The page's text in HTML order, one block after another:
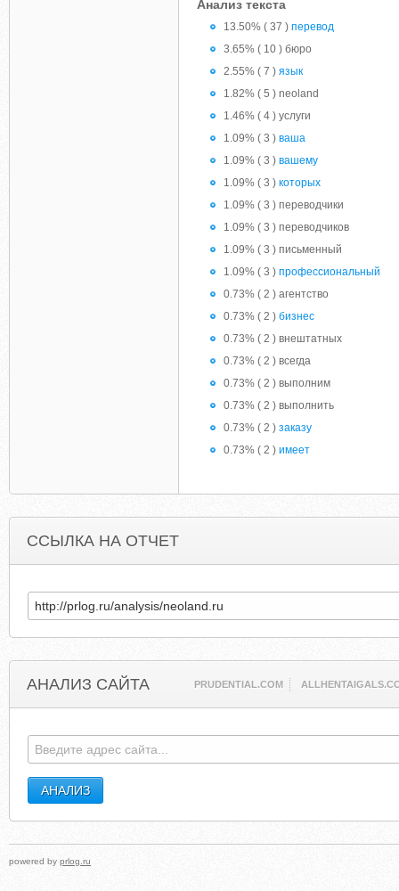
Анализ текста
13.50% ( 37 ) перевод
3.65% ( 10 ) бюро
2.55% ( 7 ) язык
1.82% ( 5 ) neoland
1.46% ( 4 ) услуги
1.09% ( 3 ) ваша
1.09% ( 3 ) вашему
1.09% ( 3 ) которых
1.09% ( 3 ) переводчики
1.09% ( 3 ) переводчиков
1.09% ( 3 ) письменный
1.09% ( 3 ) профессиональный
0.73% ( 2 ) агентство
0.73% ( 2 ) бизнес
0.73% ( 2 ) внештатных
0.73% ( 2 ) всегда
0.73% ( 2 ) выполним
0.73% ( 2 ) выполнить
0.73% ( 2 ) заказу
0.73% ( 2 ) имеет
ССЫЛКА НА ОТЧЕТ
АНАЛИЗ САЙТА PRUDENTIAL.COM
powered by prlog.ru